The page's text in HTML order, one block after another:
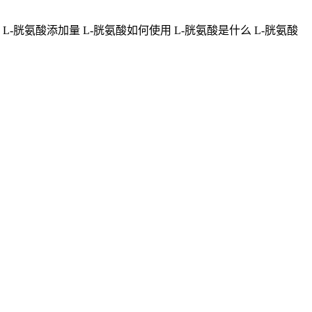
胱氨酸添加量 L-胱氨酸如何使用 L-胱氨酸是什么 L-胱氨酸